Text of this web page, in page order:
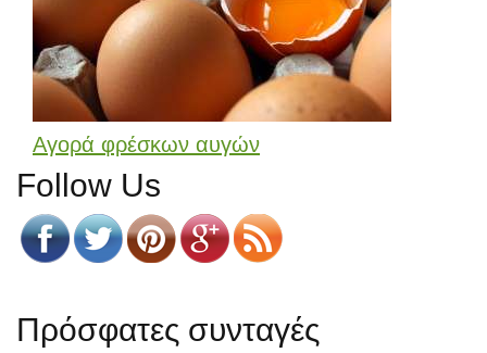
Αγορά φρέσκων αυγών
Follow Us
Πρόσφατες συνταγές